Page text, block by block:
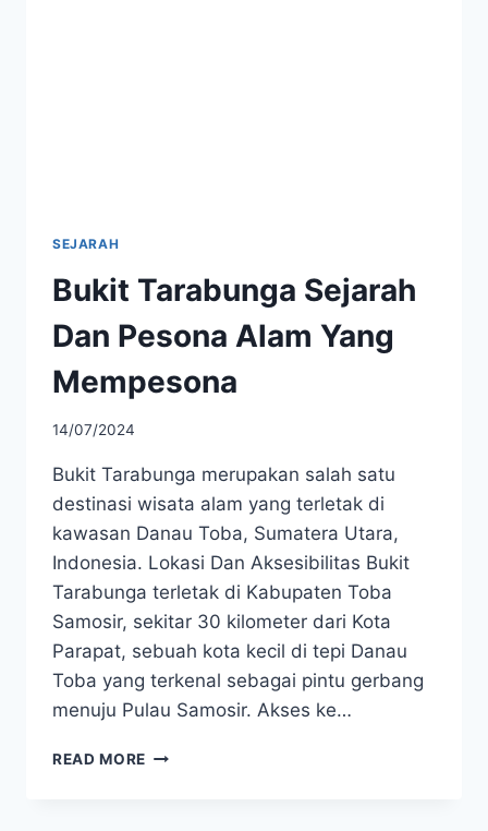
SEJARAH
Bukit Tarabunga Sejarah
Dan Pesona Alam Yang
Mempesona
14/07/2024
Bukit Tarabunga merupakan salah satu
destinasi wisata alam yang terletak di
kawasan Danau Toba, Sumatera Utara,
Indonesia. Lokasi Dan Aksesibilitas Bukit
Tarabunga terletak di Kabupaten Toba
Samosir, sekitar 30 kilometer dari Kota
Parapat, sebuah kota kecil di tepi Danau
Toba yang terkenal sebagai pintu gerbang
menuju Pulau Samosir. Akses ke…
READ MORE BUKIT